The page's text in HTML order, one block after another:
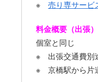
※ 売り専サービ
料金概要（出張）
個室と同じ
※ 出張交通費別
※ 京橋駅から片